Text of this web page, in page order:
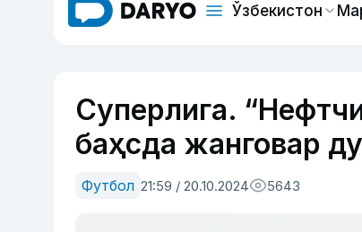
Ўзбекистон
Суперлига.
баҳсда жанговар
Футбол 21:59 / 20.10.2024 5643